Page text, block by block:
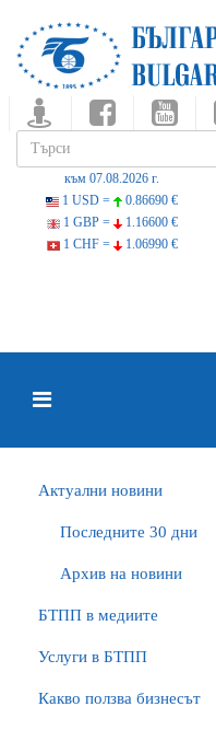
към 07.08.2026 г.
1 USD =
0.86690 €
1 GBP =
1.16600 €
1 CHF =
1.06990 €
Актуални новини
Последните 30 дни
Архив на новини
БTПП в медиите
Услуги в БТПП
Какво ползва бизнесът